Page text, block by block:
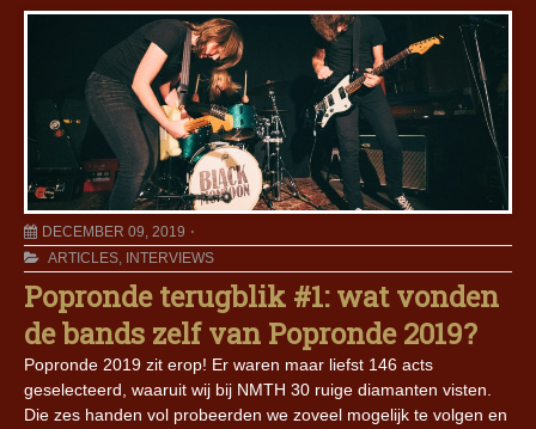
DECEMBER 09, 2019
ARTICLES, INTERVIEWS
Popronde terugblik #1: wat vonden
de bands zelf van Popronde 2019?
Popronde 2019 zit erop! Er waren maar liefst 146 acts
geselecteerd, waaruit wij bij NMTH 30 ruige diamanten visten.
Die zes handen vol probeerden we zoveel mogelijk te volgen en